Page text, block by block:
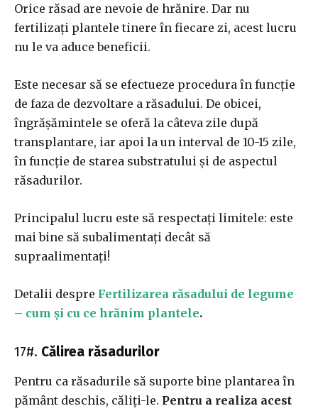
Orice răsad are nevoie de hrănire. Dar nu
fertilizați plantele tinere în fiecare zi, acest lucru
nu le va aduce beneficii.
Este necesar să se efectueze procedura în funcție
de faza de dezvoltare a răsadului. De obicei,
îngrășămintele se oferă la câteva zile după
transplantare, iar apoi la un interval de 10-15 zile,
în funcție de starea substratului și de aspectul
răsadurilor.
Principalul lucru este să respectați limitele: este
mai bine să subalimentați decât să
supraalimentați!
Detalii despre Fertilizarea răsadului de legume
– cum și cu ce hrănim plantele.
17#. Călirea răsadurilor
Pentru ca răsadurile să suporte bine plantarea în
pământ deschis, căliți-le. Pentru a realiza acest